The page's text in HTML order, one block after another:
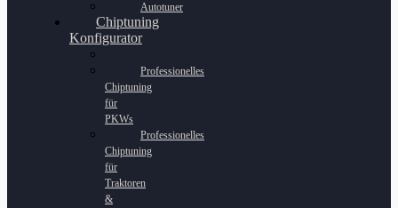
Autotuner
Chiptuning
Konfigurator
Professionelles
Chiptuning
für
PKWs
Professionelles
Chiptuning
für
Traktoren
&